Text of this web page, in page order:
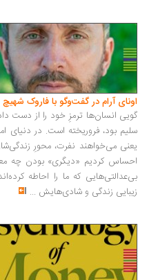
آرام در گفت‌وگو با فاروک شهیچ‭
انسان‌ها ترمزِ خود را از دست داده‌اند
بود، فروریخته است. در دنیای امروز،
می‌خواهند نفرت، محورِ زندگی‌شان
کردیم «دیگری» بودن چه معنایی
که ما را احاطه کرده‌اند، و
زندگی و شادی‌هایش...